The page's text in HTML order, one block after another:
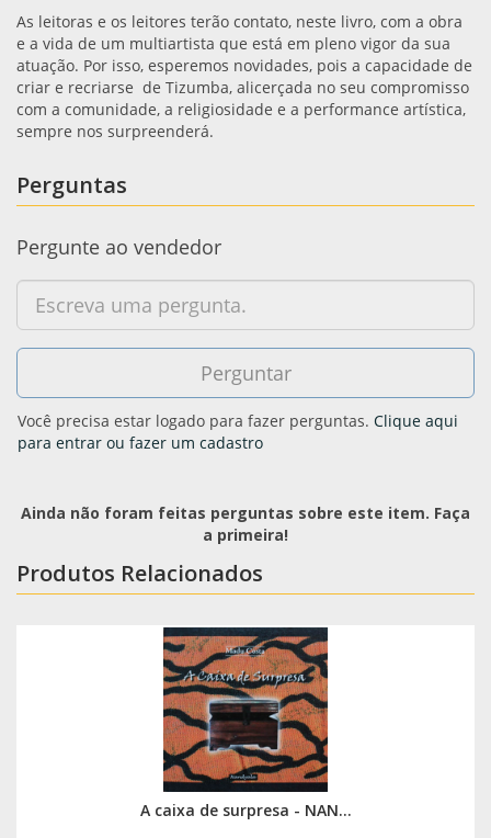
As leitoras e os leitores terão contato, neste livro, com a obra
e a vida de um multiartista que está em pleno vigor da sua
atuação. Por isso, esperemos novidades, pois a capacidade de
criar e recriarse de Tizumba, alicerçada no seu compromisso
com a comunidade, a religiosidade e a performance artística,
sempre nos surpreenderá.
Perguntas
Pergunte ao vendedor
Você precisa estar logado para fazer perguntas. Clique aqui
para entrar ou fazer um cadastro
Ainda não foram feitas perguntas sobre este item. Faça
a primeira!
Produtos Relacionados
A caixa de surpresa - NAN...